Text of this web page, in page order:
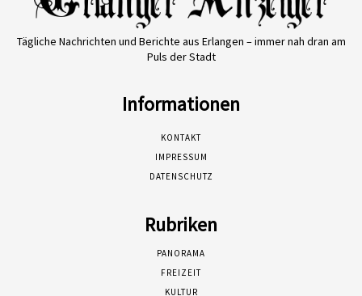
Tägliche Nachrichten und Berichte aus Erlangen – immer nah dran am
Puls der Stadt
Informationen
KONTAKT
IMPRESSUM
DATENSCHUTZ
Rubriken
PANORAMA
FREIZEIT
KULTUR